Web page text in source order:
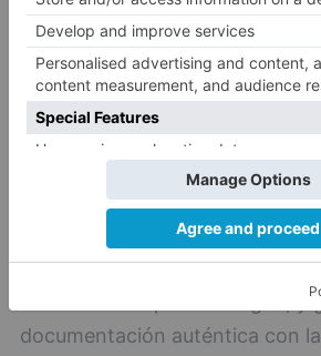
periodos a su país, dificultando
policiales. La entrada y salida
delincuentes en territorio
realizar por vías terrestres
países, evitando los controles
que comporta el acceso al país
aeropuerto.
Igualmente, estas personas
nombre en su país de origen, y
documentación auténtica con